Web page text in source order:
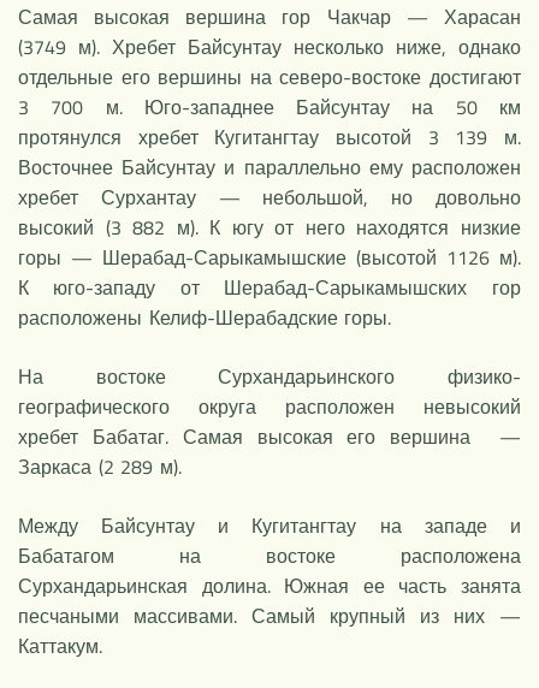
Самая высокая вершина гор Чакчар — Харасан
(3749 м). Хребет Байсунтау несколько ниже, однако
отдельные его вершины на северо-востоке достигают
3 700 м. Юго-западнее Байсунтау на 50 км
протянулся хребет Кугитангтау высотой 3 139 м.
Восточнее Байсунтау и параллельно ему расположен
хребет Сурхантау — небольшой, но довольно
высокий (3 882 м). К югу от него находятся низкие
горы — Шерабад-Сарыкамышские (высотой 1126 м).
К юго-западу от Шерабад-Сарыкамышских гор
расположены Келиф-Шерабадские горы.
На востоке Сурхандарьинского физико-
географического округа расположен невысокий
хребет Бабатаг. Самая высокая его вершина —
Заркаса (2 289 м).
Между Байсунтау и Кугитангтау на западе и
Бабатагом на востоке расположена
Сурхандарьинская долина. Южная ее часть занята
песчаными массивами. Самый крупный из них —
Каттакум.